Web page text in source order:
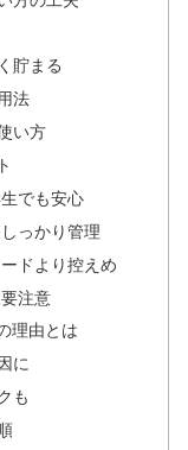
貯まる
法
い方
でも安心
っかり管理
ドより控えめ
注意
理由とは
に
も